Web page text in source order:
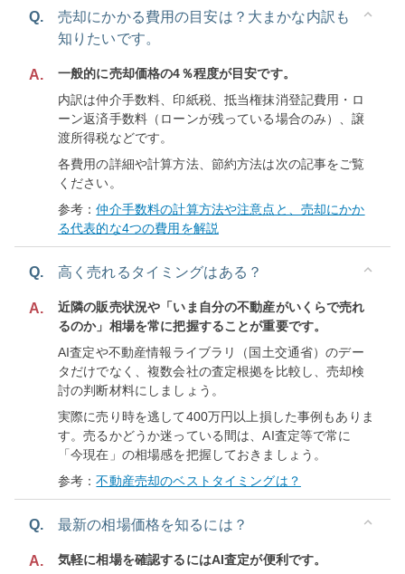
Q.
売却にかかる費用の目安は？大まかな内訳も
知りたいです。
A.
一般的に売却価格の4％程度が目安です。
内訳は仲介手数料、印紙税、抵当権抹消登記費用・ロ
ーン返済手数料（ローンが残っている場合のみ）、譲
渡所得税などです。
各費用の詳細や計算方法、節約方法は次の記事をご覧
ください。
参考：仲介手数料の計算方法や注意点と、売却にかか
る代表的な4つの費用を解説
Q. 高く売れるタイミングはある？
A.
近隣の販売状況や「いま自分の不動産がいくらで売れ
るのか」相場を常に把握することが重要です。
AI査定や不動産情報ライブラリ（国土交通省）のデー
タだけでなく、複数会社の査定根拠を比較し、売却検
討の判断材料にしましょう。
実際に売り時を逃して400万円以上損した事例もありま
す。売るかどうか迷っている間は、AI査定等で常に
「今現在」の相場感を把握しておきましょう。
参考：不動産売却のベストタイミングは？
Q. 最新の相場価格を知るには？
A.
気軽に相場を確認するにはAI査定が便利です。